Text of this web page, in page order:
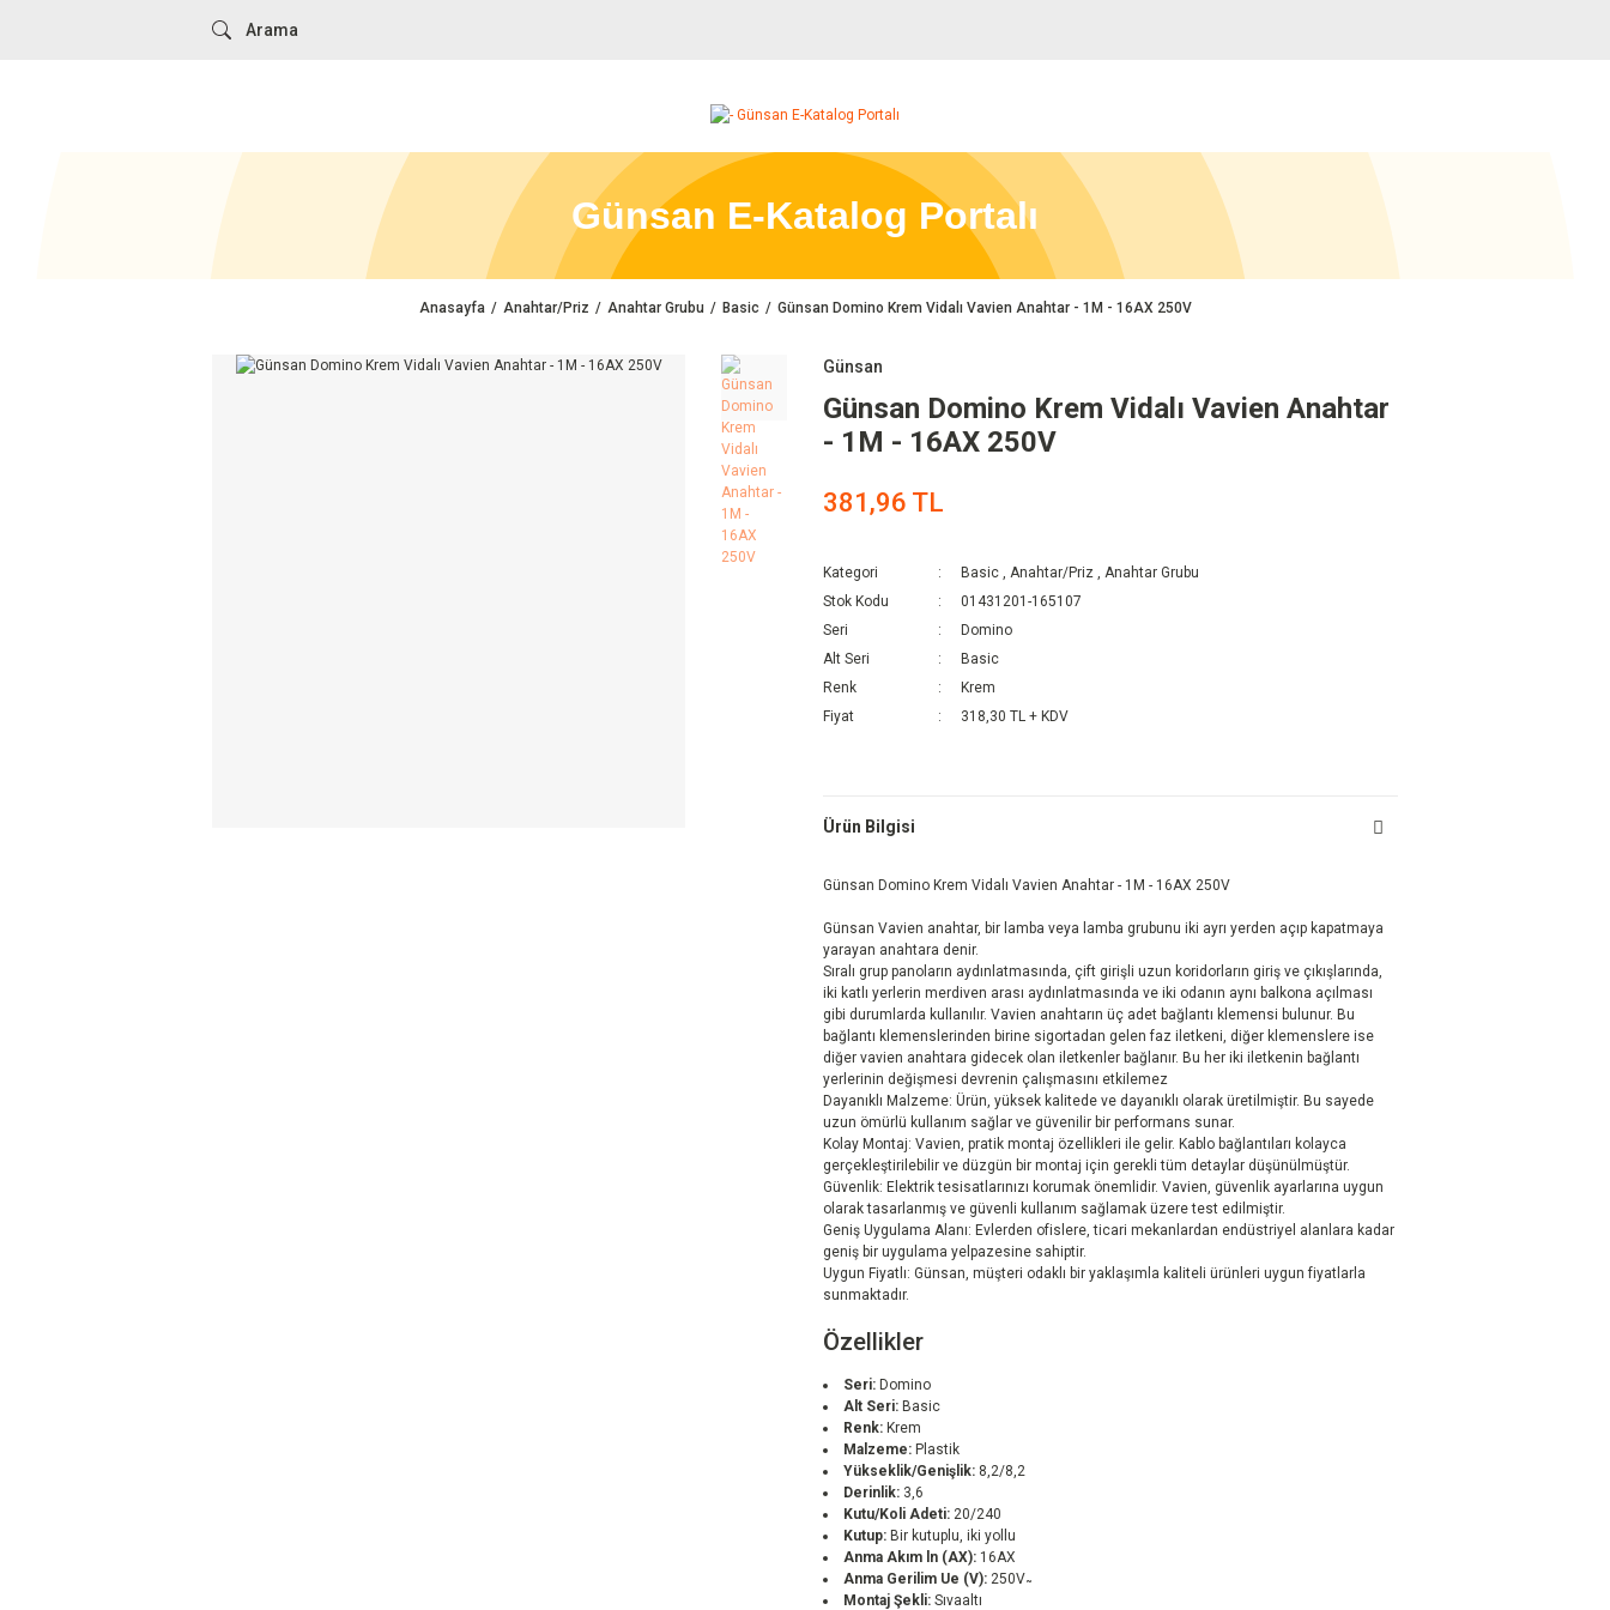
Günsan E-Katalog Portalı
Anasayfa Anahtar/Priz Anahtar Grubu Basic Günsan Domino Krem Vidalı Vavien Anahtar - 1M - 16AX 250V
Günsan
Günsan Domino Krem Vidalı Vavien Anahtar
- 1M - 16AX 250V
381,96 TL
Kategori Basic , Anahtar/Priz , Anahtar Grubu
Stok Kodu
01431201-165107
Seri
Domino
Alt Seri
Basic
Renk
Krem
Fiyat
318,30 TL + KDV
Ürün Bilgisi
Günsan Domino Krem Vidalı Vavien Anahtar - 1M - 16AX 250V
Günsan Vavien anahtar, bir lamba veya lamba grubunu iki ayrı yerden açıp kapatmaya
yarayan anahtara denir.
Sıralı grup panoların aydınlatmasında, çift girişli uzun koridorların giriş ve çıkışlarında,
iki katlı yerlerin merdiven arası aydınlatmasında ve iki odanın aynı balkona açılması
gibi durumlarda kullanılır. Vavien anahtarın üç adet bağlantı klemensi bulunur. Bu
bağlantı klemenslerinden birine sigortadan gelen faz iletkeni, diğer klemenslere ise
diğer vavien anahtara gidecek olan iletkenler bağlanır. Bu her iki iletkenin bağlantı
yerlerinin değişmesi devrenin çalışmasını etkilemez
Dayanıklı Malzeme: Ürün, yüksek kalitede ve dayanıklı olarak üretilmiştir. Bu sayede
uzun ömürlü kullanım sağlar ve güvenilir bir performans sunar.
Kolay Montaj: Vavien, pratik montaj özellikleri ile gelir. Kablo bağlantıları kolayca
gerçekleştirilebilir ve düzgün bir montaj için gerekli tüm detaylar düşünülmüştür.
Güvenlik: Elektrik tesisatlarınızı korumak önemlidir. Vavien, güvenlik ayarlarına uygun
olarak tasarlanmış ve güvenli kullanım sağlamak üzere test edilmiştir.
Geniş Uygulama Alanı: Evlerden ofislere, ticari mekanlardan endüstriyel alanlara kadar
geniş bir uygulama yelpazesine sahiptir.
Uygun Fiyatlı: Günsan, müşteri odaklı bir yaklaşımla kaliteli ürünleri uygun fiyatlarla
sunmaktadır.
Özellikler
Seri: Domino
Alt Seri: Basic
Renk: Krem
Malzeme: Plastik
Yükseklik/Genişlik: 8,2/8,2
Derinlik: 3,6
Kutu/Koli Adeti: 20/240
Kutup: Bir kutuplu, iki yollu
Anma Akım ln (AX): 16AX
Anma Gerilim Ue (V): 250V ̴
Montaj Şekli: Sıvaaltı